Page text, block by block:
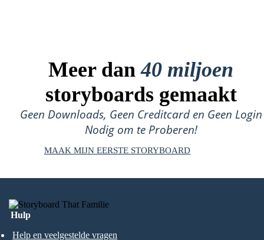
Meer dan40 miljoen
storyboards gemaakt
Geen Downloads, Geen Creditcard en Geen Login
Nodig om te Proberen!
MAAK MIJN EERSTE STORYBOARD
Hulp
Help en veelgestelde vragen